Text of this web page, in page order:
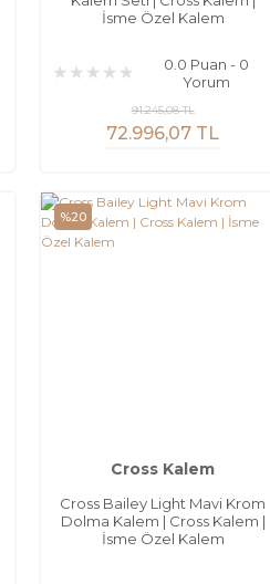
İsme Özel Kalem
0.0 Puan - 0
Yorum
72.996,07 TL
91.245,08 TL
%20
Cross Kalem
Cross Bailey Light Mavi Krom
Dolma Kalem | Cross Kalem |
İsme Özel Kalem